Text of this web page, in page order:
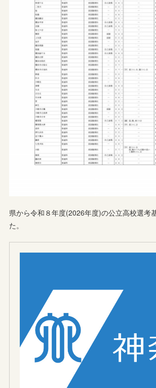
県から令和８年度(2026年度)の公立高校選考
た。